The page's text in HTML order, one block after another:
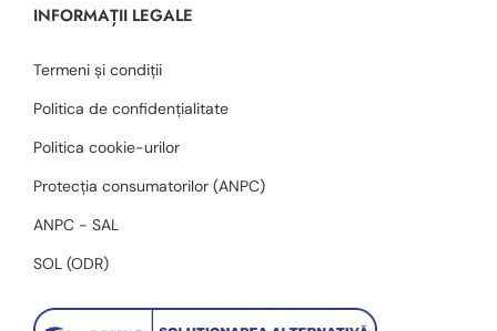
INFORMAȚII LEGALE
Termeni și condiții
Politica de confidențialitate
Politica cookie-urilor
Protecția consumatorilor (ANPC)
ANPC - SAL
SOL (ODR)